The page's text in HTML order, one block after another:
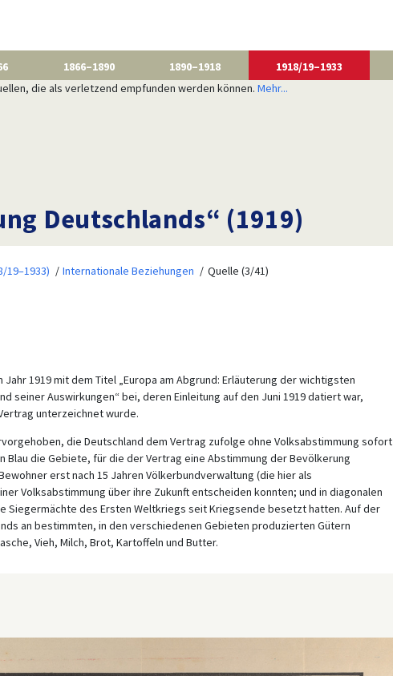
1866–1890 1890–1918 1918/19–1933
die als verletzend empfunden werden können. Mehr...
Deutschlands“ (1919)
19–1933) Internationale Beziehungen Quelle (3/41)
1919 mit dem Titel „Europa am Abgrund: Erläuterung der wichtigsten
seiner Auswirkungen“ bei, deren Einleitung auf den Juni 1919 datiert war,
unterzeichnet wurde.
die Deutschland dem Vertrag zufolge ohne Volksabstimmung sofort
Blau die Gebiete, für die der Vertrag eine Abstimmung der Bevölkerung
erst nach 15 Jahren Völkerbundverwaltung (die hier als
Volksabstimmung über ihre Zukunft entscheiden konnten; und in diagonalen
Siegermächte des Ersten Weltkriegs seit Kriegsende besetzt hatten. Auf der
an bestimmten, in den verschiedenen Gebieten produzierten Gütern
Vieh, Milch, Brot, Kartoffeln und Butter.